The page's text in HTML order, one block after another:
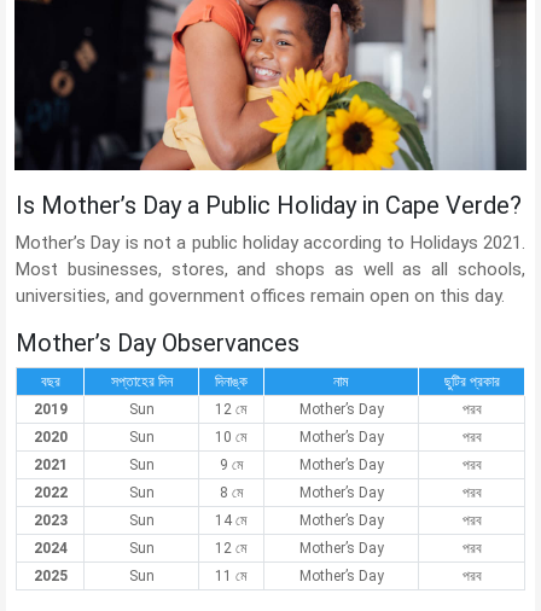
Is Mother’s Day a Public Holiday in Cape Verde?
Mother’s Day is not a public holiday according to Holidays 2021.
Most businesses, stores, and shops as well as all schools,
universities, and government offices remain open on this day.
Mother’s Day Observances
বছর সপ্তাহের দিন দিনাঙ্ক নাম
ছুটির প্রকার
2019
Sun 12 মে Mother’s Day
পরব
2020
Sun 10 মে Mother’s Day
পরব
2021
Sun 9 মে Mother’s Day
পরব
2022
Sun 8 মে Mother’s Day
পরব
2023
Sun 14 মে Mother’s Day
পরব
2024
Sun 12 মে Mother’s Day
পরব
2025
Sun 11 মে Mother’s Day পরব